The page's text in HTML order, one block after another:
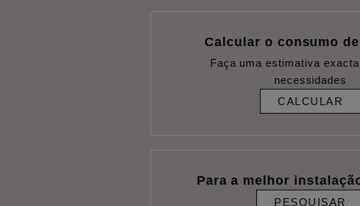
Calcular o consumo
Faça uma estimativa
necessidades
CALCULAR
Para a melhor
PESQUISAR